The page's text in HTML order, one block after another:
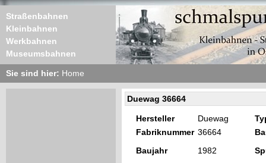
Straßenbahnen
Kleinbahnen
Werkbahnen
Museumsbahnen
Sie sind hier: Home
Duewag 36664
Hersteller Duewag
Fabriknummer 36664
Baujahr
1982